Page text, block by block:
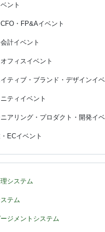
ント
・FP&Aイベント
計イベント
フィスイベント
ティブ・ブランド・デザインイ
ティイベント
アリング・プロダクト・開発イ
ECイベント
システム
テム
ジメントシステム